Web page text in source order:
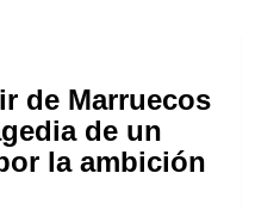
de Marruecos
de un
la ambición